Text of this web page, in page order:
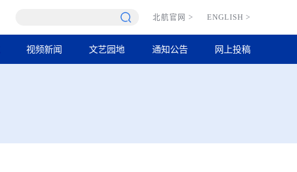
北航官网 > ENGLISH >
视频新闻 文艺园地 通知公告 网上投稿